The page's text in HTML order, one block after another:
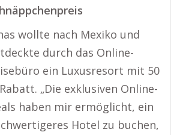
wollte nach Mexiko und
durch das Online-
ein Luxusresort mit 50
„Die exklusiven Online-
haben mir ermöglicht, ein
Hotel zu buchen,